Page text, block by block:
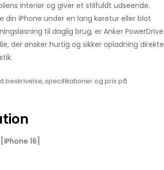
interiør og giver et stilfuldt udseende.
din iPhone under en lang køretur eller blot
til daglig brug, er Anker PowerDrive
der ønsker hurtig og sikker opladning direkte
beskrivelse, specifikationer og pris på
[iPhone 16]